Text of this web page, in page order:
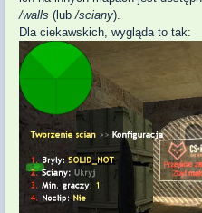
/walls (lub/sciany).
Dla ciekawskich, wygląda to tak: